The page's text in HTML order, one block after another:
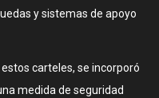
y sistemas de apoyo
carteles, se incorporó
medida de seguridad